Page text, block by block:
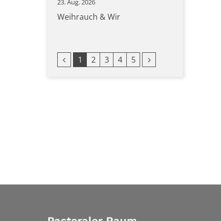
23. Aug. 2026
Weihrauch & Wir
Vorherige Seite
1 2 3 4 5 Nächste Seite